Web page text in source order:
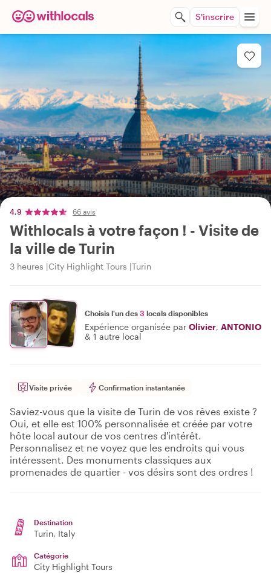
S'inscrire
4,9 66 avis
Withlocals à votre façon ! - Visite de
la ville de Turin
3 heures City Highlight Tours Turin
Choisis l'un des 3 locals disponibles
Expérience organisée par Olivier, ANTONIO
& 1 autre local
Visite privée Confirmation instantanée
Saviez-vous que la visite de Turin de vos rêves existe ?
Oui, et elle est 100% personnalisée et créée par votre
hôte local autour de vos centres d'intérêt.
Personnalisez et ne voyez que les endroits qui vous
intéressent. Des monuments classiques aux
promenades de quartier - vos désirs sont des ordres !
Destination
Turin, Italy
Catégorie
City Highlight Tours